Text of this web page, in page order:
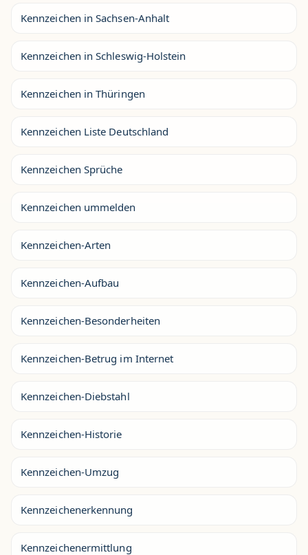
Kennzeichen in Sachsen-Anhalt
Kennzeichen in Schleswig-Holstein
Kennzeichen in Thüringen
Kennzeichen Liste Deutschland
Kennzeichen Sprüche
Kennzeichen ummelden
Kennzeichen-Arten
Kennzeichen-Aufbau
Kennzeichen-Besonderheiten
Kennzeichen-Betrug im Internet
Kennzeichen-Diebstahl
Kennzeichen-Historie
Kennzeichen-Umzug
Kennzeichenerkennung
Kennzeichenermittlung